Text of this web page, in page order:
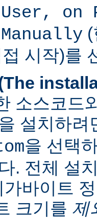
on
시작)를
소스코드
설치하
을 선택
. 전체 설
가바이트
크기를 제